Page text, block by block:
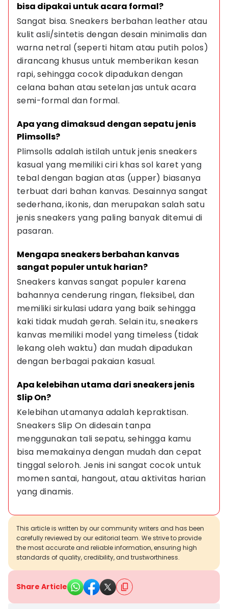
bisa dipakai untuk acara formal?
Sangat bisa. Sneakers berbahan leather atau
kulit asli/sintetis dengan desain minimalis dan
warna netral (seperti hitam atau putih polos)
dirancang khusus untuk memberikan kesan
rapi, sehingga cocok dipadukan dengan
celana bahan atau setelan jas untuk acara
semi-formal dan formal.
Apa yang dimaksud dengan sepatu jenis
Plimsolls?
Plimsolls adalah istilah untuk jenis sneakers
kasual yang memiliki ciri khas sol karet yang
tebal dengan bagian atas (upper) biasanya
terbuat dari bahan kanvas. Desainnya sangat
sederhana, ikonis, dan merupakan salah satu
jenis sneakers yang paling banyak ditemui di
pasaran.
Mengapa sneakers berbahan kanvas
sangat populer untuk harian?
Sneakers kanvas sangat populer karena
bahannya cenderung ringan, fleksibel, dan
memiliki sirkulasi udara yang baik sehingga
kaki tidak mudah gerah. Selain itu, sneakers
kanvas memiliki model yang timeless (tidak
lekang oleh waktu) dan mudah dipadukan
dengan berbagai pakaian kasual.
Apa kelebihan utama dari sneakers jenis
Slip On?
Kelebihan utamanya adalah kepraktisan.
Sneakers Slip On didesain tanpa
menggunakan tali sepatu, sehingga kamu
bisa memakainya dengan mudah dan cepat
tinggal seloroh. Jenis ini sangat cocok untuk
momen santai, hangout, atau aktivitas harian
yang dinamis.
This article is written by our community writers and has been
carefully reviewed by our editorial team. We strive to provide
the most accurate and reliable information, ensuring high
standards of quality, credibility, and trustworthiness.
Share Article